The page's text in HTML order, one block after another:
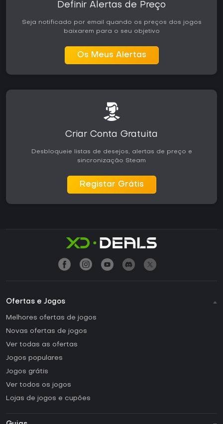
Definir Alertas de Preço
Seja notificado por email quando os preços dos jogos
baixarem para o seu objetivo
Os Meus Alertas
Criar Conta Gratuita
Desbloqueie listas de desejos, alertas de preço e
sincronização Steam
Registar Grátis
Ofertas e Jogos
Melhores ofertas de jogos
Novas ofertas de jogos
Ver todas as ofertas
Jogos populares
Jogos grátis
Ver todos os jogos
Lojas de jogos e cupões